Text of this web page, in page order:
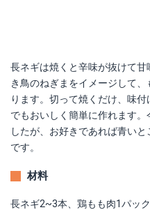
長ネギは焼くと辛味が抜けて
き鳥のねぎまをイメージして
ります。切って焼くだけ、味
でもおいしく簡単に作れます
したが、お好きであれば青い
です。
材料
長ネギ2~3本、鶏もも肉1パッ